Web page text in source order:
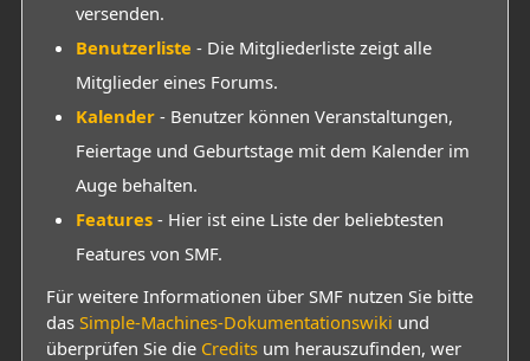
versenden.
Benutzerliste - Die Mitgliederliste zeigt alle
Mitglieder eines Forums.
Kalender - Benutzer können Veranstaltungen,
Feiertage und Geburtstage mit dem Kalender im
Auge behalten.
Features - Hier ist eine Liste der beliebtesten
Features von SMF.
Für weitere Informationen über SMF nutzen Sie bitte
das Simple-Machines-Dokumentationswiki und
überprüfen Sie die Credits um herauszufinden, wer